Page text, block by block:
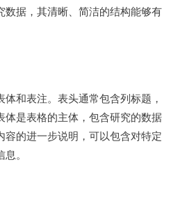
数据，其清晰、简洁的结构能够有
和表注。表头通常包含列标题，
体是表格的主体，包含研究的数据
容的进一步说明，可以包含对特定
。